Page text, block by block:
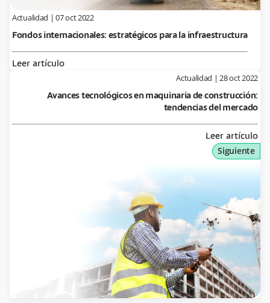
Actualidad |07 oct 2022
Fondos internacionales: estratégicos para la infraestructura
Leer artículo
Siguiente
Actualidad |28 oct 2022
Avances tecnológicos en maquinaria de construcción:
tendencias del mercado
Leer artículo